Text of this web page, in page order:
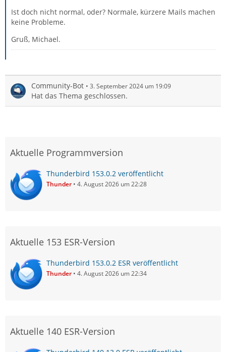
Ist doch nicht normal, oder? Normale, kürzere Mails machen
keine Probleme.
Gruß, Michael.
Community-Bot 3. September 2024 um 19:09
Hat das Thema geschlossen.
Aktuelle Programmversion
Thunderbird 153.0.2 veröffentlicht
Thunder 4. August 2026 um 22:28
Aktuelle 153 ESR-Version
Thunderbird 153.0.2 ESR veröffentlicht
Thunder 4. August 2026 um 22:34
Aktuelle 140 ESR-Version